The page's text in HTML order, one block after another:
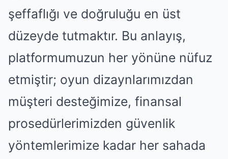
şeffaflığı ve doğruluğu en üst
düzeyde tutmaktır. Bu anlayış,
platformumuzun her yönüne nüfuz
etmiştir; oyun dizaynlarımızdan
müşteri desteğimize, finansal
prosedürlerimizden güvenlik
yöntemlerimize kadar her sahada